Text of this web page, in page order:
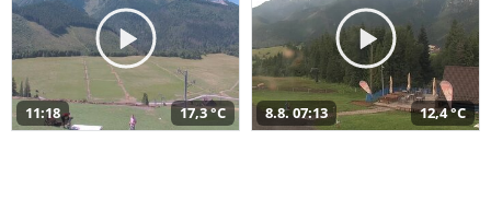
11:18 17,3 °C 8.8. 07:13 12,4 °C